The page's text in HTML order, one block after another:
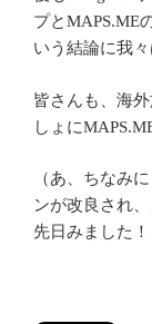
プとMAPS.ME
いう結論に我々
皆さんも、海
しょに
（あ、ちなみ
ンが改良され
先日みました！